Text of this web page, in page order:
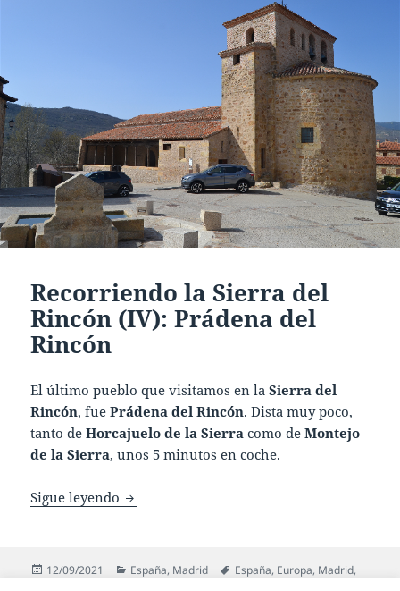
Recorriendo la Sierra del
Rincón (IV): Prádena del
Rincón
El último pueblo que visitamos en laSierra del
Rincón, fuePrádena del Rincón. Dista muy poco,
tanto deHorcajuelo de la Sierra como deMontejo
de la Sierra, unos 5 minutos en coche.
Sigue leyendo Recorriendo la Sierra del Rincón (IV):
Publicado
12/09/2021 Categorías
España, Madrid Etiquetas
España, Europa, Madrid,